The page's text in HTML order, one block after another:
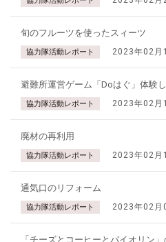
旬のフルーツを使ったスィーツ
協力隊活動レポート 2023年02月
避難所運営ゲーム「Doはぐ」体験
協力隊活動レポート 2023年02月
廃材の再利用
協力隊活動レポート 2023年02月
通気口のリフォーム
協力隊活動レポート 2023年02月
「チーズとコーヒーとバイオリン